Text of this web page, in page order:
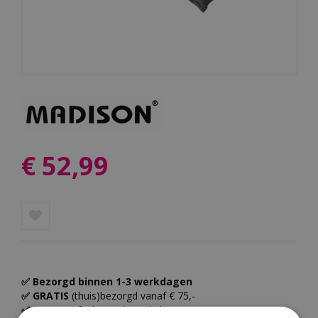
€ 52,99
✅ Bezorgd binnen 1-3 werkdagen
✅ GRATIS (thuis)bezorgd vanaf € 75,-
✅ GRATISafhalen in de winkel